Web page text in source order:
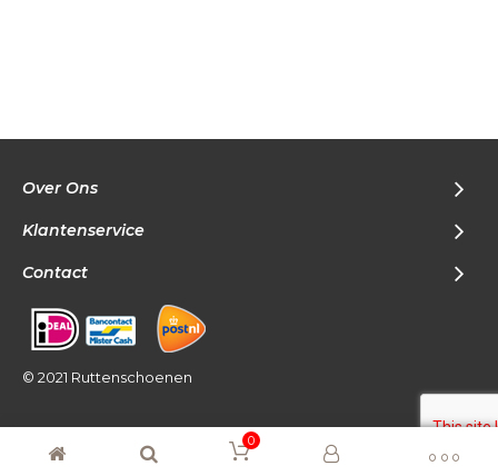
Over Ons
Klantenservice
Contact
© 2021 Ruttenschoenen
0